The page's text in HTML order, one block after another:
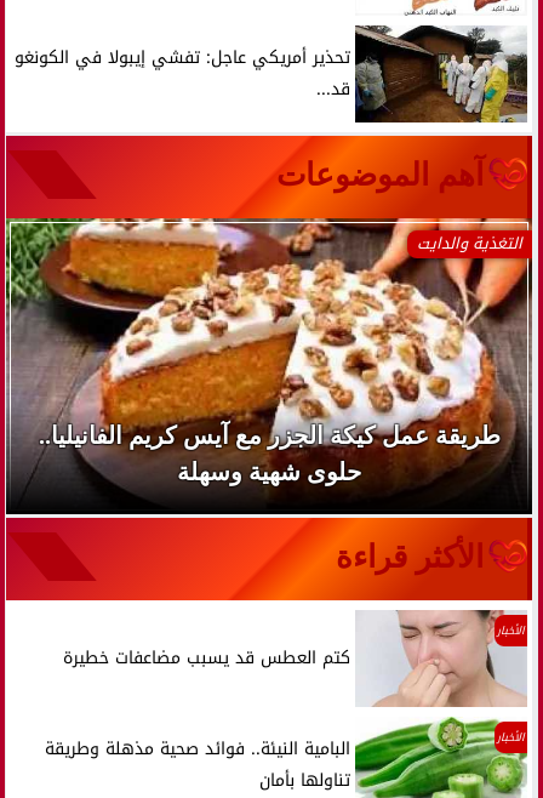
تحذير أمريكي عاجل: تفشي إيبولا في الكونغو
قد...
آهم الموضوعات
التغذية والدايت
طريقة عمل كيكة الجزر مع آيس كريم الفانيليا..
حلوى شهية وسهلة
الأكثر قراءة
الأخبار
كتم العطس قد يسبب مضاعفات خطيرة
الأخبار
البامية النيئة.. فوائد صحية مذهلة وطريقة
تناولها بأمان